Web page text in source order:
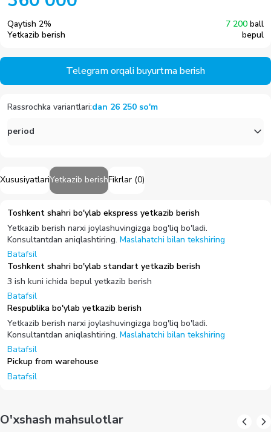
XususiyatlariYetkazib berishFikrlar (0)
Toshkent shahri bo'ylab ekspress yetkazib berish
Yetkazib berish narxi joylashuvingizga bog'liq bo'ladi.
Konsultantdan aniqlashtiring. Maslahatchi bilan tekshiring
Batafsil
Toshkent shahri bo'ylab standart yetkazib berish
3 ish kuni ichida bepul yetkazib berish
Batafsil
Respublika bo'ylab yetkazib berish
Yetkazib berish narxi joylashuvingizga bog'liq bo'ladi.
Konsultantdan aniqlashtiring. Maslahatchi bilan tekshiring
Batafsil
Pickup from warehouse
Batafsil
Qaytish 2% 7 200 ball
Yetkazib berish
bepul
Telegram orqali buyurtma berish
Rassrochka variantlari:dan 26 250 so'm
period
O'xshash mahsulotlar